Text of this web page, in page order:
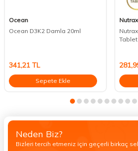
Ocean
Ocean D3K2 Damla 20ml
341,21 TL
Sepete Ekle
Tablet
Neden Biz?
Bizleri tercih etmeniz için geçerli birkaç